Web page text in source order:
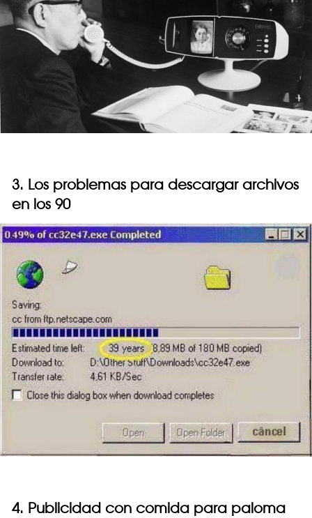
3. Los problemas para descargar archivos
en los 90
4. Publicidad con comida para paloma